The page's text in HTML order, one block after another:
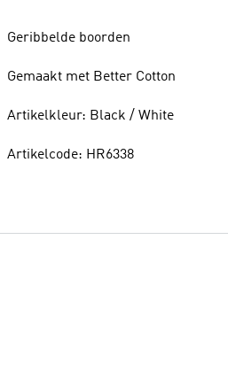
Geribbelde boorden
Gemaakt met Better Cotton
Artikelkleur: Black / White
Artikelcode: HR6338